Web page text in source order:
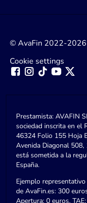
© AvaFin 2022-2026
Cookie settings
Prestamista: AVAFIN
sociedad inscrita en el
46324 Folio 155 Hoja
Avenida Diagonal
está sometida a la
España.
Ejemplo
de AvaFin.es: 300
Apertura: 0 euros.